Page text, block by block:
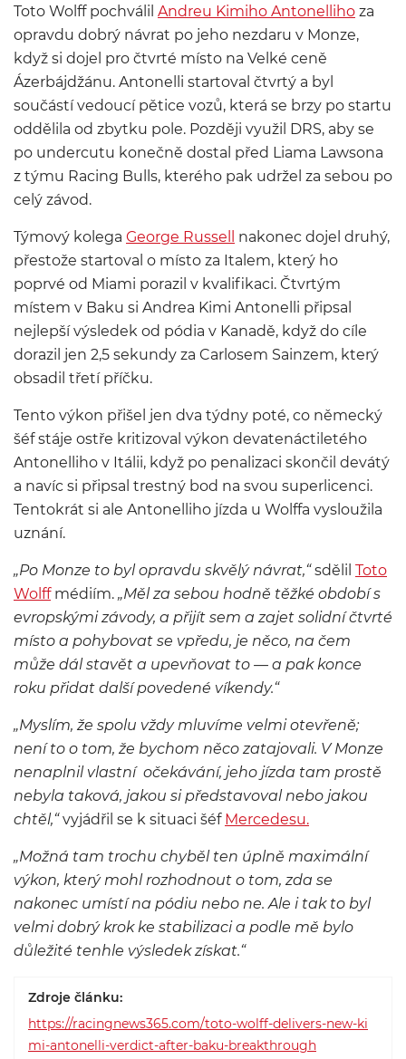
Toto Wolff pochválil Andreu Kimiho Antonelliho za
opravdu dobrý návrat po jeho nezdaru v Monze,
když si dojel pro čtvrté místo na Velké ceně
Ázerbájdžánu. Antonelli startoval čtvrtý a byl
součástí vedoucí pětice vozů, která se brzy po startu
oddělila od zbytku pole. Později využil DRS, aby se
po undercutu konečně dostal před Liama Lawsona
z týmu Racing Bulls, kterého pak udržel za sebou po
celý závod.
Týmový kolega George Russell
nakonec dojel druhý,
přestože startoval o místo za Italem, který ho
poprvé od Miami porazil v kvalifikaci. Čtvrtým
místem v Baku si Andrea Kimi Antonelli připsal
nejlepší výsledek od pódia v Kanadě, když do cíle
dorazil jen 2,5 sekundy za Carlosem Sainzem, který
obsadil třetí příčku.
Tento výkon přišel jen dva týdny poté, co německý
šéf stáje ostře kritizoval výkon devatenáctiletého
Antonelliho v Itálii, když po penalizaci skončil devátý
a navíc si připsal trestný bod na svou superlicenci.
Tentokrát si ale Antonelliho jízda u Wolffa vysloužila
uznání.
„Po Monze to byl opravdu skvělý návrat,“sdělil Toto
Wolffmédiím. „Měl za sebou hodně těžké období s
evropskými závody, a přijít sem a zajet solidní čtvrté
místo a pohybovat se vpředu, je něco, na čem
může dál stavět a upevňovat to — a pak konce
roku přidat další povedené víkendy.“
„Myslím, že spolu vždy mluvíme velmi otevřeně;
není to o tom, že bychom něco zatajovali. V Monze
nenaplnil vlastní očekávání, jeho jízda tam prostě
nebyla taková, jakou si představoval nebo jakou
chtěl,“vyjádřil se k situaci šéf Mercedesu.
„Možná tam trochu chyběl ten úplně maximální
výkon, který mohl rozhodnout o tom, zda se
nakonec umístí na pódiu nebo ne. Ale i tak to byl
velmi dobrý krok ke stabilizaci a podle mě bylo
důležité tenhle výsledek získat.“
Zdroje článku:
https://racingnews365.com/toto-wolff-delivers-new-ki
mi-antonelli-verdict-after-baku-breakthrough